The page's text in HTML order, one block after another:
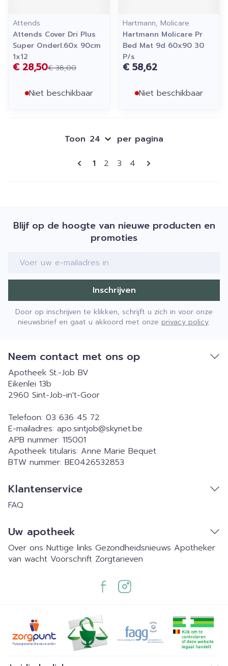
Attends
Attends Cover Dri Plus
Super Onderl.60x 90cm
1x12
€ 38,00
€ 28,50
Niet beschikbaar
Hartmann, Molicare
Hartmann Molicare Pr
Bed Mat 9d 60x90 30
P/s
€ 58,62
Niet beschikbaar
Pagina's
U lees momenteel pagina
1 Pagina
2 Pagina
3 Pagina
4
Toon per pagina
Blijf op de hoogte van nieuwe producten en
promoties
E-mail adres
Inschrijven
Door op inschrijven te klikken, schrijft u zich in voor onze
nieuwsbrief en gaat u akkoord met onze privacy policy.
Neem contact met ons op
Apotheek St.-Job BV
Eikenlei 13b
2960 Sint-Job-in't-Goor
Telefoon: 03 636 45 72
E-mailadres: apo.sintjob@skynet.be
APB nummer: 115001
Apotheek titularis: Anne Marie Bequet
BTW nummer: BE0426532853
Klantenservice
FAQ
Uw apotheek
Over ons Nuttige links Gezondheidsnieuws Apotheker
van wacht Voorschrift Zorgtarieven